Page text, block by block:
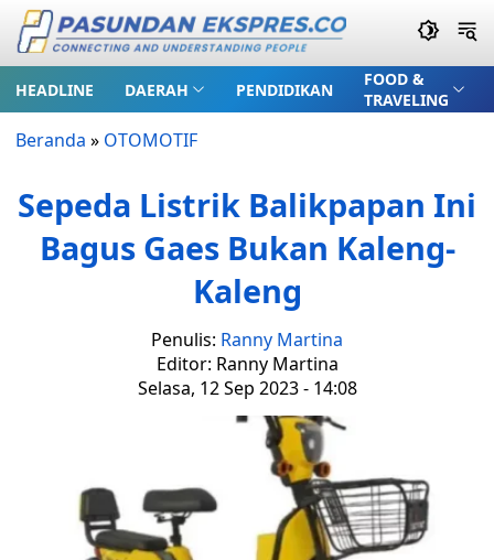
HEADLINE DAERAH PENDIDIKAN
FOOD &
TRAVELING
Beranda » OTOMOTIF
Sepeda Listrik Balikpapan Ini
Bagus Gaes Bukan Kaleng-
Kaleng
Penulis: Ranny Martina
Editor: Ranny Martina
Selasa, 12 Sep 2023 - 14:08